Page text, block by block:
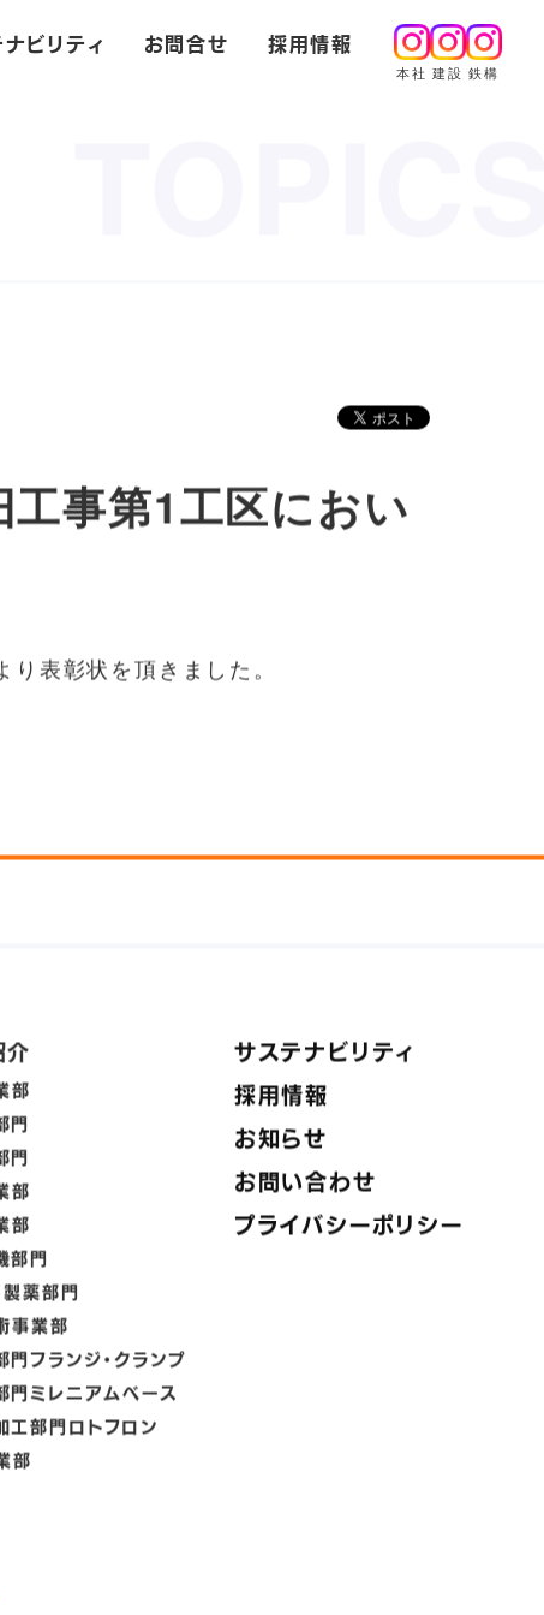
ビリティ お問合せ 採用情報
本社 建設 鉄構
事第1工区におい
表彰状を頂きました。
部
門
門
部
部
部門
製薬部門
事業部
門フランジ・クランプ
門ミレニアムベース
工部門ロトフロン
部
サステナビリティ
採用情報
お知らせ
お問い合わせ
プライバシーポリシー